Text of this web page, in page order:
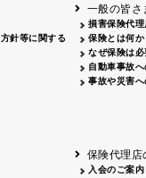
針等に関する
一般の皆さ
損害保険代理
保険とは何か
なぜ保険は必
自動車事故へ
事故や災害へ
保険代理店
入会のご案内